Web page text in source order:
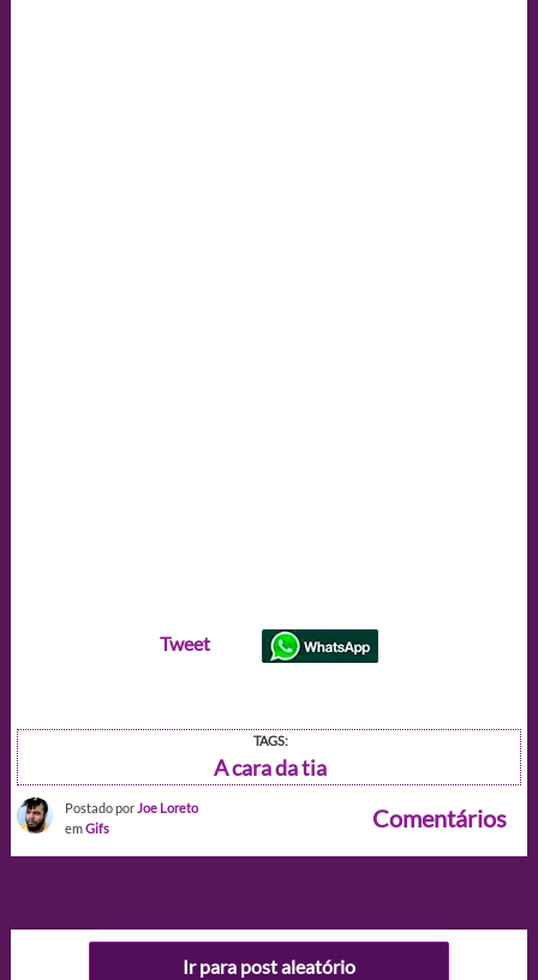
Tweet
TAGS:
A cara da tia
Postado por Joe Loreto
emGifs Comentários
Ir para post aleatório